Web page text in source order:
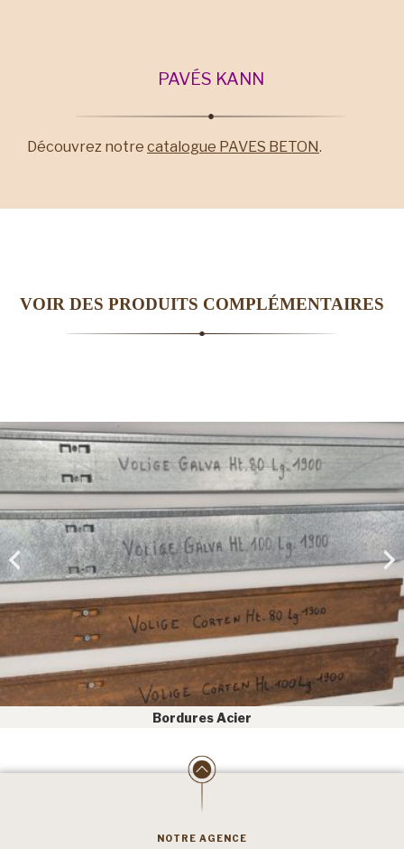
PAVÉS KANN
Découvrez notre catalogue PAVES BETON.
VOIR DES PRODUITS COMPLÉMENTAIRES
Bordures Acier
NOTRE AGENCE